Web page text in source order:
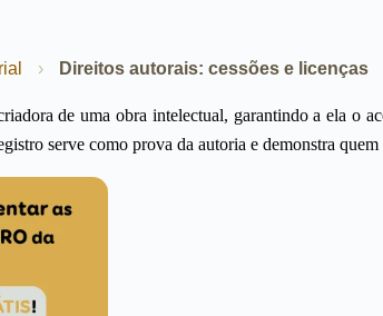
› Direitos autorais: cessões e licenças
de uma obra intelectual, garantindo a ela o
serve como prova da autoria e demonstra